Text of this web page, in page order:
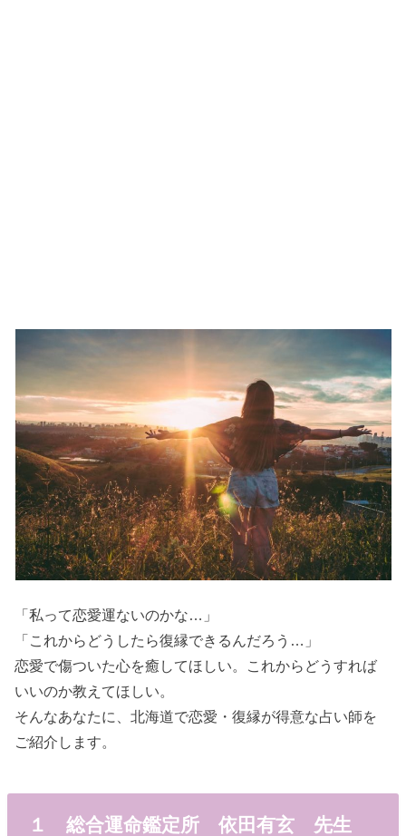
「私って恋愛運ないのかな…」
「これからどうしたら復縁できるんだろう…」
恋愛で傷ついた心を癒してほしい。これからどうすれば
いいのか教えてほしい。
そんなあなたに、北海道で恋愛・復縁が得意な占い師を
ご紹介します。
１ 総合運命鑑定所 依田有玄 先生